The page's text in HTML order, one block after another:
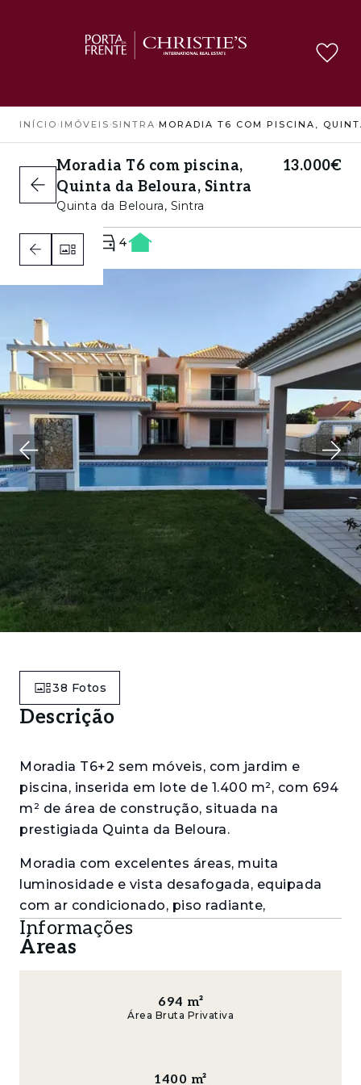
INÍCIO › IMÓVEIS ›SINTRA ›
Moradia T6 com piscina,
Quinta da Beloura, Sintra
Quinta da Beloura, Sintra
13.000€
4
38 Fotos
Descrição
Moradia T6+2 sem móveis, com jardim e
piscina, inserida em lote de 1.400 m², com 694
m² de área de construção, situada na
prestigiada Quinta da Beloura.
Moradia com excelentes áreas, muita
luminosidade e vista desafogada, equipada
com ar condicionado, piso radiante,
aquecimento central, elevador, churrasqueira,
arrecadação e garagem para 4 a 5 carros.
• Hall de entrada (15 m²)
Informações
Áreas
694 m²
Área Bruta Privativa
1400 m²